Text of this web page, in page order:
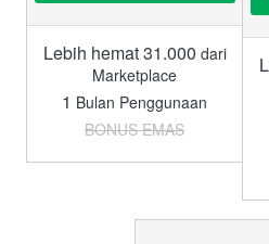
Lebih hemat 31.000 dari
Marketplace
1 Bulan Penggunaan
BONUS EMAS